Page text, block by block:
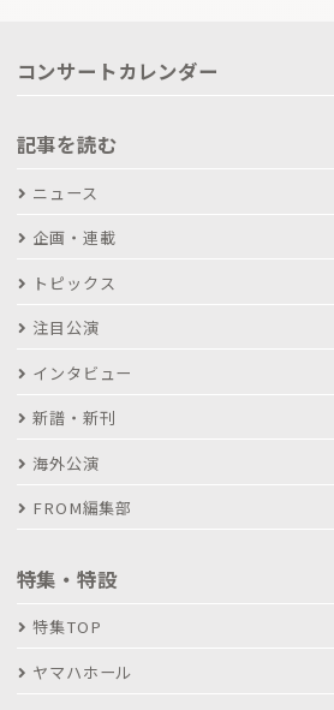
コンサートカレンダー
記事を読む
ニュース
企画・連載
トピックス
注目公演
インタビュー
新譜・新刊
海外公演
FROM編集部
特集・特設
特集TOP
ヤマハホール